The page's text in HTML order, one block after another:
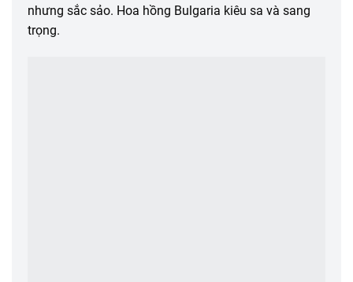
nhưng sắc sảo. Hoa hồng Bulgaria kiêu sa và sang
trọng.